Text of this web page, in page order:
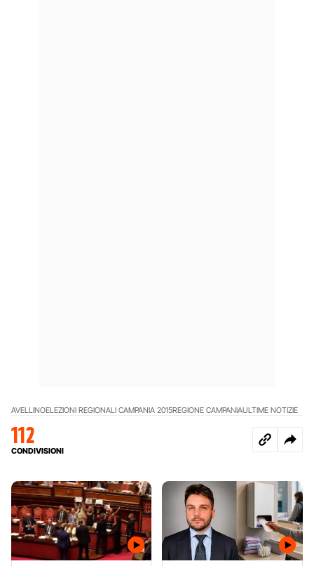
AVELLINOELEZIONI REGIONALI CAMPANIA 2015REGIONE CAMPANIAULTIME NOTIZIE
112
CONDIVISIONI